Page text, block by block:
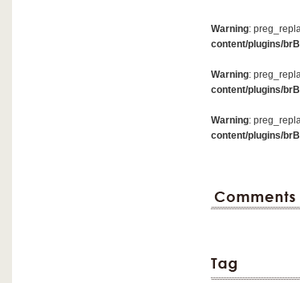
Warning:
content/plugins/
Warning:
content/plugins/
Warning:
content/plugins/